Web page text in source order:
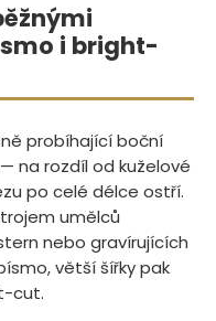
i bright-
probíhající boční
na rozdíl od kuželové
po celé délce ostří.
umělců
nebo gravírujících
větší šířky pak
cut.